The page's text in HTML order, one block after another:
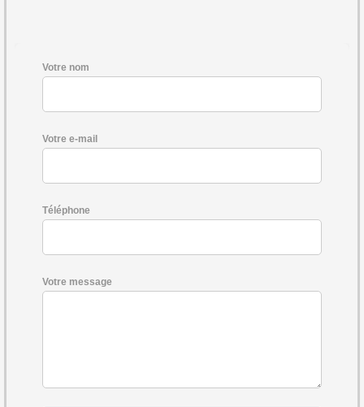
Votre nom
Votre e-mail
Téléphone
Votre message